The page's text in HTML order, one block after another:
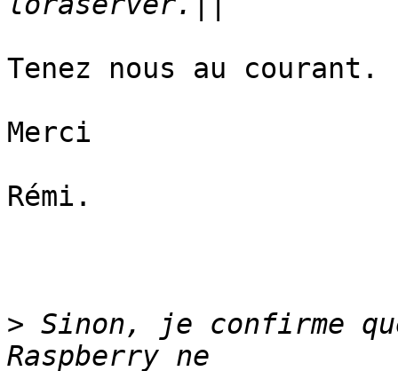
Tenez nous au courant.
Merci
Rémi.
> Sinon, je confirme